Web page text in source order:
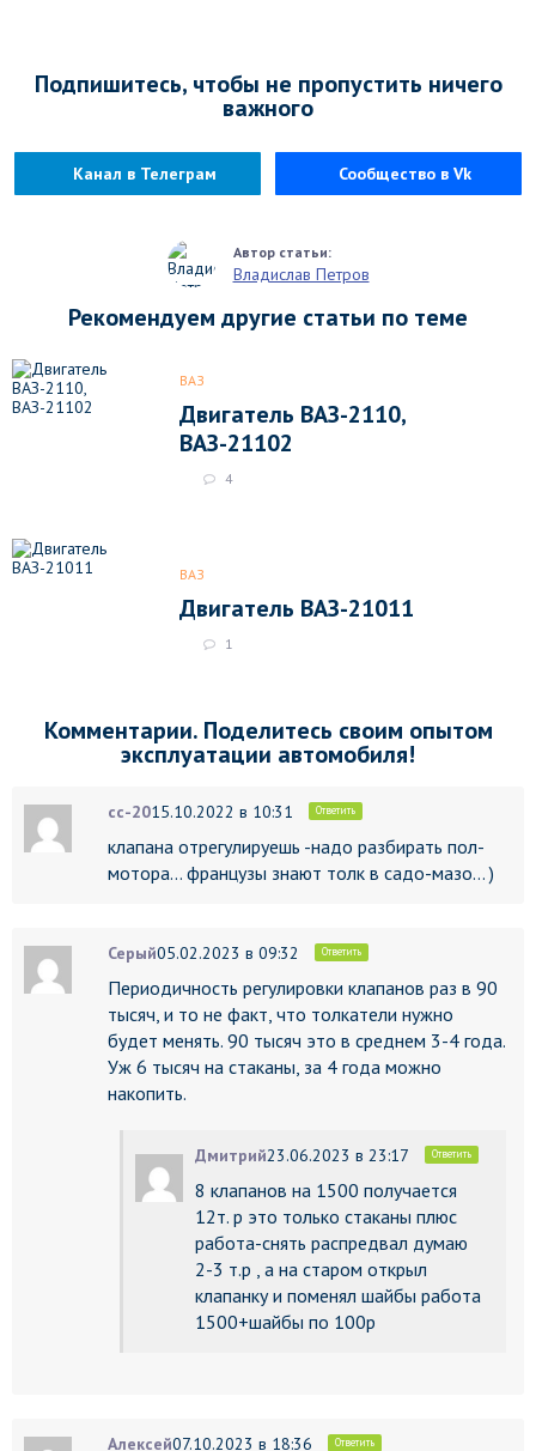
Подпишитесь, чтобы не пропустить ничего
важного
Канал в Телеграм Сообщество в Vk
Владислав Петров
Рекомендуем другие статьи по теме
ВАЗ
Двигатель ВАЗ-2110,
ВАЗ-21102
4
ВАЗ
Двигатель ВАЗ-21011
1
Комментарии. Поделитесь своим опытом
эксплуатации автомобиля!
сс-2015.10.2022 в 10:31 Ответить
клапана отрегулируешь -надо разбирать пол-
мотора… французы знают толк в садо-мазо… )
Серый05.02.2023 в 09:32 Ответить
Периодичность регулировки клапанов раз в 90
тысяч, и то не факт, что толкатели нужно
будет менять. 90 тысяч это в среднем 3-4 года.
Уж 6 тысяч на стаканы, за 4 года можно
накопить.
Дмитрий23.06.2023 в 23:17 Ответить
8 клапанов на 1500 получается
12т. р это только стаканы плюс
работа-снять распредвал думаю
2-3 т.р , а на старом открыл
клапанку и поменял шайбы работа
1500+шайбы по 100р
Алексей07.10.2023 в 18:36 Ответить